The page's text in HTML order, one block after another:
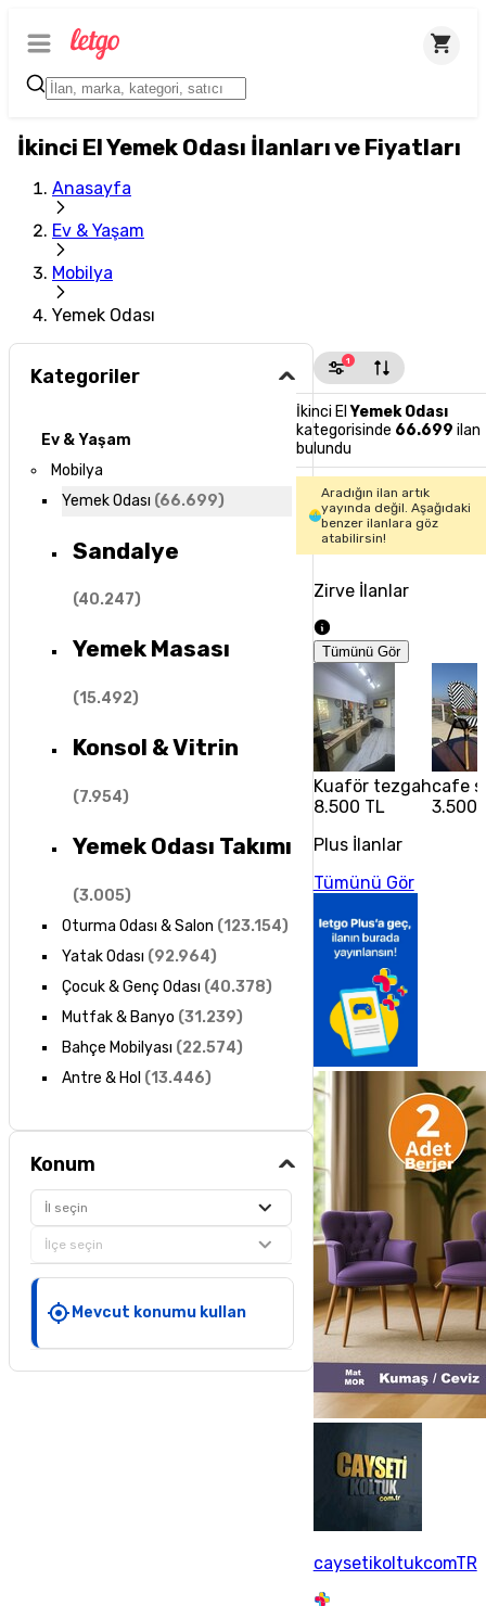
İkinci El Yemek Odası İlanları ve Fiyatları
Anasayfa
Ev & Yaşam
Mobilya
Yemek Odası
Kategoriler
Ev & Yaşam
Mobilya
Yemek Odası (66.699)
Sandalye
(40.247)
Yemek Masası
(15.492)
Konsol & Vitrin
(7.954)
Yemek Odası Takımı
(3.005)
Oturma Odası & Salon (123.154)
Yatak Odası (92.964)
Çocuk & Genç Odası (40.378)
Mutfak & Banyo (31.239)
Bahçe Mobilyası (22.574)
Antre & Hol (13.446)
Konum
İl seçin
İlçe seçin
Mevcut konumu kullan
1
İkinci ElYemek Odası
kategorisinde 66.699 ilan
bulundu
Aradığın ilan artık
yayında değil. Aşağıdaki
benzer ilanlara göz
atabilirsin!
Zirve İlanlar
Tümünü Gör
Kuaför tezgah
8.500 TL
cafe
3.500
Plus İlanlar
Tümünü Gör
caysetikoltukcomTR